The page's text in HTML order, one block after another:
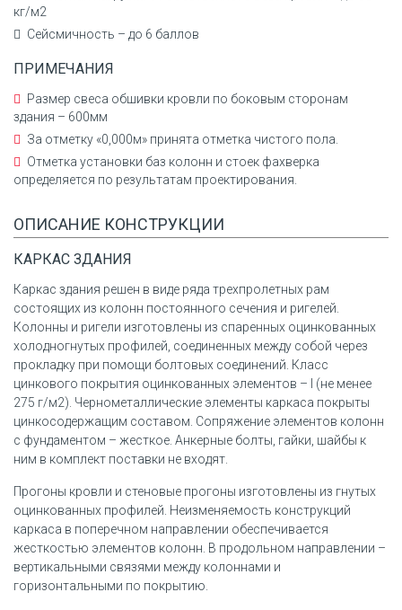
кг/м2
Сейсмичность – до 6 баллов
ПРИМЕЧАНИЯ
Размер свеса обшивки кровли по боковым сторонам
здания – 600мм
За отметку «0,000м» принята отметка чистого пола.
Отметка установки баз колонн и стоек фахверка
определяется по результатам проектирования.
ОПИСАНИЕ КОНСТРУКЦИИ
КАРКАС ЗДАНИЯ
Каркас здания решен в виде ряда трехпролетных рам
состоящих из колонн постоянного сечения и ригелей.
Колонны и ригели изготовлены из спаренных оцинкованных
холодногнутых профилей, соединенных между собой через
прокладку при помощи болтовых соединений. Класс
цинкового покрытия оцинкованных элементов – I (не менее
275 г/м2). Чернометаллические элементы каркаса покрыты
цинкосодержащим составом. Сопряжение элементов колонн
с фундаментом – жесткое. Анкерные болты, гайки, шайбы к
ним в комплект поставки не входят.
Прогоны кровли и стеновые прогоны изготовлены из гнутых
оцинкованных профилей. Неизменяемость конструкций
каркаса в поперечном направлении обеспечивается
жесткостью элементов колонн. В продольном направлении –
вертикальными связями между колоннами и
горизонтальными по покрытию.